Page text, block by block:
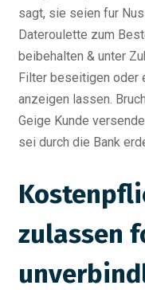
sagt, sie seien fur
Dateroulette zum
beibehalten & unter
Filter beseitigen oder
anzeigen lassen.
Geige Kunde
sei durch die Bank
zulassen